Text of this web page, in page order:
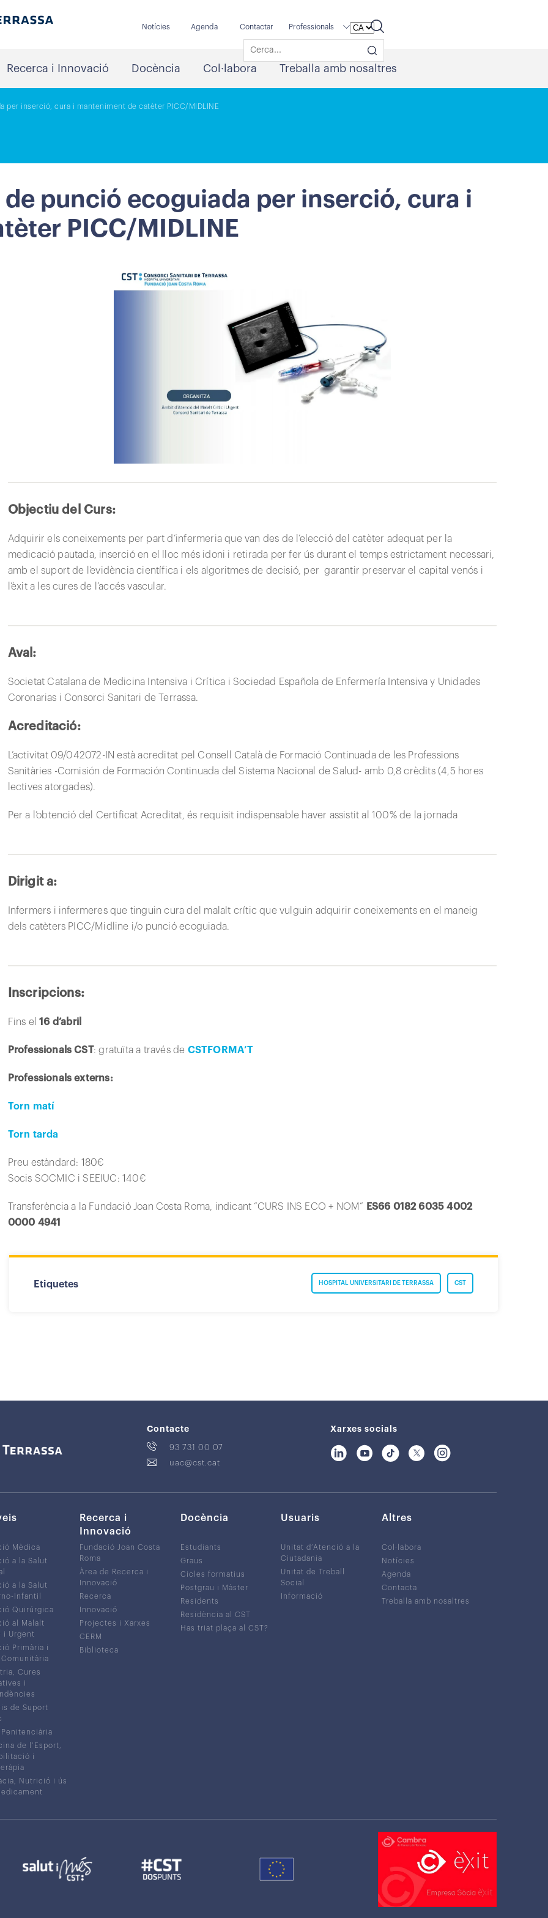
Notícies Agenda Contactar Professionals
Recerca i Innovació Docència Col·labora Treballa amb nosaltres
per inserció, cura i manteniment de catèter PICC/MIDLINE
punció ecoguiada per inserció, cura i
PICC/MIDLINE
Objectiu del Curs:
Adquirir els coneixements per part d’infermeria que van des de l’elecció del catèter adequat per la
medicació pautada, inserció en el lloc més idoni i retirada per fer ús durant el temps estrictament necessari,
amb el suport de l’evidència científica i els algoritmes de decisió, per garantir preservar el capital venós i
l’èxit a les cures de l’accés vascular.
Aval:
Societat Catalana de Medicina Intensiva i Crítica i Sociedad Española de Enfermería Intensiva y Unidades
Coronarias i Consorci Sanitari de Terrassa.
Acreditació:
L’activitat 09/042072-IN està acreditat pel Consell Català de Formació Continuada de les Professions
Sanitàries -Comisión de Formación Continuada del Sistema Nacional de Salud- amb 0,8 crèdits (4,5 hores
lectives atorgades).
Per a l’obtenció del Certificat Acreditat, és requisit indispensable haver assistit al 100% de la jornada
Dirigit a:
Infermers i infermeres que tinguin cura del malalt crític que vulguin adquirir coneixements en el maneig
dels catèters PICC/Midline i/o punció ecoguiada.
Inscripcions:
Fins el16 d’abril
Professionals CST: gratuïta a través de CSTFORMA’T
Professionals externs:
Torn matí
Torn tarda
Preu estàndard: 180€
Socis SOCMIC i SEEIUC: 140€
Transferència a la Fundació Joan Costa Roma, indicant “CURS INS ECO + NOM”
ES66 0182 6035 4002
0000 4941
Etiquetes CST
HOSPITAL UNIVERSITARI DE TERRASSA
Contacte
93 731 00 07
uac@cst.cat
Xarxes socials
Mèdica
a la Salut
a la Salut
Infantil
Quirúrgica
al Malalt
i Urgent
Primària i
Comunitària
Cures
i
de Suport
Penitenciària
de l’Esport,
i
Nutrició i ús
Recerca i
Innovació
Fundació Joan Costa
Roma
Àrea de Recerca i
Innovació
Recerca
Innovació
Projectes i Xarxes
CERM
Biblioteca
Docència
Estudiants
Graus
Cicles formatius
Postgrau i Màster
Residents
Residència al CST
Has triat plaça al CST?
Usuaris
Unitat d’Atenció a la
Ciutadania
Unitat de Treball
Social
Informació
Altres
Col·labora
Notícies
Agenda
Contacta
Treballa amb nosaltres